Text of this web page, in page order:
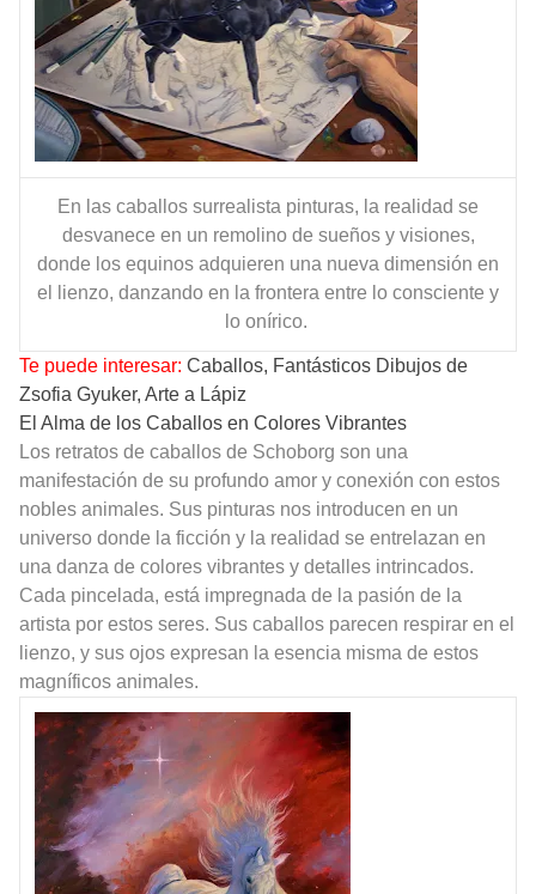
En las caballos surrealista pinturas, la realidad se
desvanece en un remolino de sueños y visiones,
donde los equinos adquieren una nueva dimensión en
el lienzo, danzando en la frontera entre lo consciente y
lo onírico.
Te puede interesar: Caballos, Fantásticos Dibujos de
Zsofia Gyuker, Arte a Lápiz
El Alma de los Caballos en Colores Vibrantes
Los retratos de caballos de Schoborg son una
manifestación de su profundo amor y conexión con estos
nobles animales. Sus pinturas nos introducen en un
universo donde la ficción y la realidad se entrelazan en
una danza de colores vibrantes y detalles intrincados.
Cada pincelada, está impregnada de la pasión de la
artista por estos seres. Sus caballos parecen respirar en el
lienzo, y sus ojos expresan la esencia misma de estos
magníficos animales.